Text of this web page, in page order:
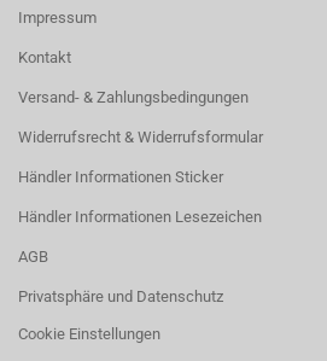
Impressum
Kontakt
Versand- & Zahlungsbedingungen
Widerrufsrecht & Widerrufsformular
Händler Informationen Sticker
Händler Informationen Lesezeichen
AGB
Privatsphäre und Datenschutz
Cookie Einstellungen